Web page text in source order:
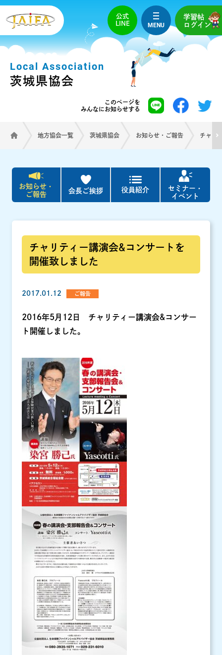
公式
LINE
MENU
学習帖
ログイン
Local Association
茨城県協会
このページを
みんなにお知らせする
地方協会一覧 茨城県協会 お知らせ・ご報告 チャリ
お知らせ・
ご報告
会長ご挨拶 役員紹介
セミナー・
イベント
チャリティー講演会&コンサートを
開催致しました
2017.01.12 ご報告
2016年5月12日 チャリティー講演会&コンサー
ト開催しました。